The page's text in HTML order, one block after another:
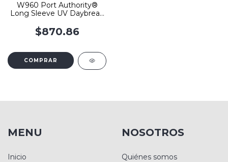
W960 Port Authority®
Long Sleeve UV Daybreak
$870.86
COMPRAR
MENU
Inicio
NOSOTROS
Quiénes somos